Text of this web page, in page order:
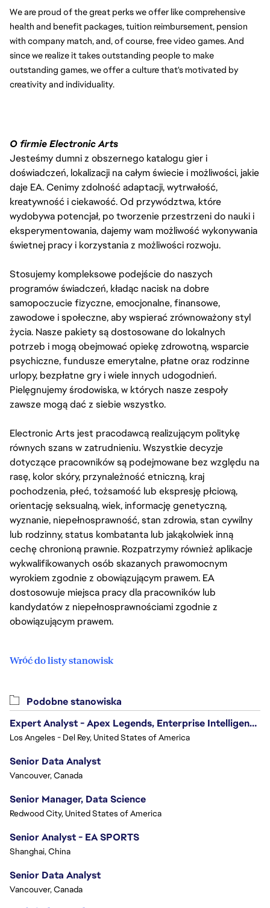
We are proud of the great perks we offer like comprehensive
health and benefit packages, tuition reimbursement, pension
with company match, and, of course, free video games. And
since we realize it takes outstanding people to make
outstanding games, we offer a culture that's motivated by
creativity and individuality.
O firmie Electronic Arts
Jesteśmy dumni z obszernego katalogu gier i
doświadczeń, lokalizacji na całym świecie i możliwości, jakie
daje EA. Cenimy zdolność adaptacji, wytrwałość,
kreatywność i ciekawość. Od przywództwa, które
wydobywa potencjał, po tworzenie przestrzeni do nauki i
eksperymentowania, dajemy wam możliwość wykonywania
świetnej pracy i korzystania z możliwości rozwoju.
Stosujemy kompleksowe podejście do naszych
programów świadczeń, kładąc nacisk na dobre
samopoczucie fizyczne, emocjonalne, finansowe,
zawodowe i społeczne, aby wspierać zrównoważony styl
życia. Nasze pakiety są dostosowane do lokalnych
potrzeb i mogą obejmować opiekę zdrowotną, wsparcie
psychiczne, fundusze emerytalne, płatne oraz rodzinne
urlopy, bezpłatne gry i wiele innych udogodnień.
Pielęgnujemy środowiska, w których nasze zespoły
zawsze mogą dać z siebie wszystko.
Electronic Arts jest pracodawcą realizującym politykę
równych szans w zatrudnieniu. Wszystkie decyzje
dotyczące pracowników są podejmowane bez względu na
rasę, kolor skóry, przynależność etniczną, kraj
pochodzenia, płeć, tożsamość lub ekspresję płciową,
orientację seksualną, wiek, informację genetyczną,
wyznanie, niepełnosprawność, stan zdrowia, stan cywilny
lub rodzinny, status kombatanta lub jakąkolwiek inną
cechę chronioną prawnie. Rozpatrzymy również aplikacje
wykwalifikowanych osób skazanych prawomocnym
wyrokiem zgodnie z obowiązującym prawem. EA
dostosowuje miejsca pracy dla pracowników lub
kandydatów z niepełnosprawnościami zgodnie z
obowiązującym prawem.
Wróć do listy stanowisk
Podobne stanowiska
Expert Analyst - Apex Legends, Enterprise Intelligence (EI)
Los Angeles - Del Rey, United States of America
Senior Data Analyst
Vancouver, Canada
Senior Manager, Data Science
Redwood City, United States of America
Senior Analyst - EA SPORTS
Shanghai, China
Senior Data Analyst
Vancouver, Canada